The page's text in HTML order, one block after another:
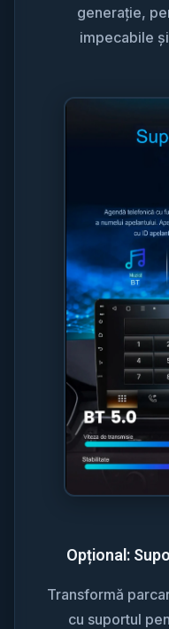
generație,
impecabile
Opțional:
Transformă
cu suportul